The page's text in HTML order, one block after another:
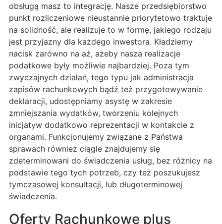
obsługą masz to integrację. Nasze przedsiębiorstwo
punkt rozliczeniowe nieustannie priorytetowo traktuje
na solidność, ale realizuje to w formę, jakiego rodzaju
jest przyjazny dla każdego inwestora. Kładziemy
nacisk zarówno na aż, ażeby nasza realizacje
podatkowe były możliwie najbardziej. Poza tym
zwyczajnych działań, tego typu jak administracja
zapisów rachunkowych bądź też przygotowywanie
deklaracji, udostępniamy asystę w zakresie
zmniejszania wydatków, tworzeniu kolejnych
inicjatyw dodatkowo reprezentacji w kontakcie z
organami. Funkcjonujemy związane z Państwa
sprawach również ciągle znajdujemy się
zdeterminowani do świadczenia usług, bez różnicy na
podstawie tego tych potrzeb, czy też poszukujesz
tymczasowej konsultacji, lub długoterminowej
świadczenia.
Oferty Rachunkowe plus